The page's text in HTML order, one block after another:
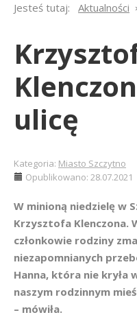
Jesteś tutaj: Aktualności
ulicę
Kategoria: Miasto Szczytno
Opublikowano: 28.07.2021
W minioną niedzielę w
Krzysztofa Klenczona.
członkowie rodziny
niezapomnianych
Hanna, która nie kryła
naszym rodzinnym
– mówiła.